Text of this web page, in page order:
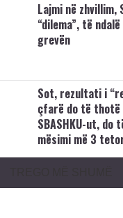
Lajmi në zhvillim,
“dilema”, të
grevën
Sot, rezultati i
çfarë do të thotë
SBASHKU-ut, do
mësimi më 3